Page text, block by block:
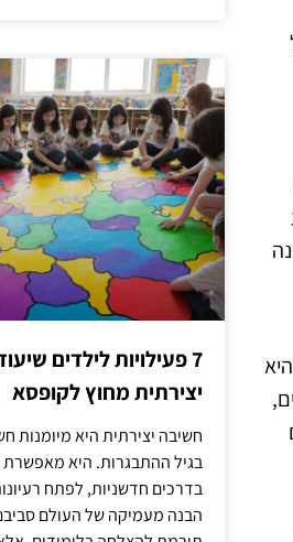
7 פעילויות לילדים
יצירתית מחוץ לקופסא
חשיבה יצירתית היא מיומנות
בגיל ההתבגרות. היא מאפשרת
בדרכים חדשניות, לפתח
הבנה מעמיקה של העולם